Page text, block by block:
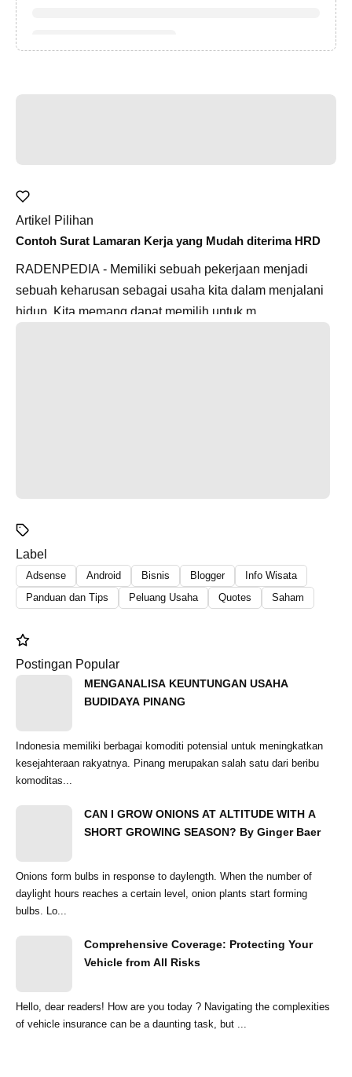
Artikel Pilihan
Contoh Surat Lamaran Kerja yang Mudah diterima HRD
RADENPEDIA - Memiliki sebuah pekerjaan menjadi
sebuah keharusan sebagai usaha kita dalam menjalani
hidup. Kita memang dapat memilih untuk m...
Label
Adsense Android Bisnis Blogger
Info Wisata
Panduan dan Tips
Peluang Usaha Quotes Saham
Postingan Popular
MENGANALISA KEUNTUNGAN USAHA
BUDIDAYA PINANG
Indonesia memiliki berbagai komoditi potensial untuk meningkatkan
kesejahteraan rakyatnya. Pinang merupakan salah satu dari beribu
komoditas...
CAN I GROW ONIONS AT ALTITUDE WITH A
SHORT GROWING SEASON? By Ginger Baer
Onions form bulbs in response to daylength. When the number of
daylight hours reaches a certain level, onion plants start forming
bulbs. Lo...
Comprehensive Coverage: Protecting Your
Vehicle from All Risks
Hello, dear readers! How are you today ? Navigating the complexities
of vehicle insurance can be a daunting task, but ...